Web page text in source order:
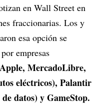
en Wall Street en
fraccionarias. Los y
esa opción se
empresas
Apple, MercadoLibre,
eléctricos), Palantir
datos) y GameStop.